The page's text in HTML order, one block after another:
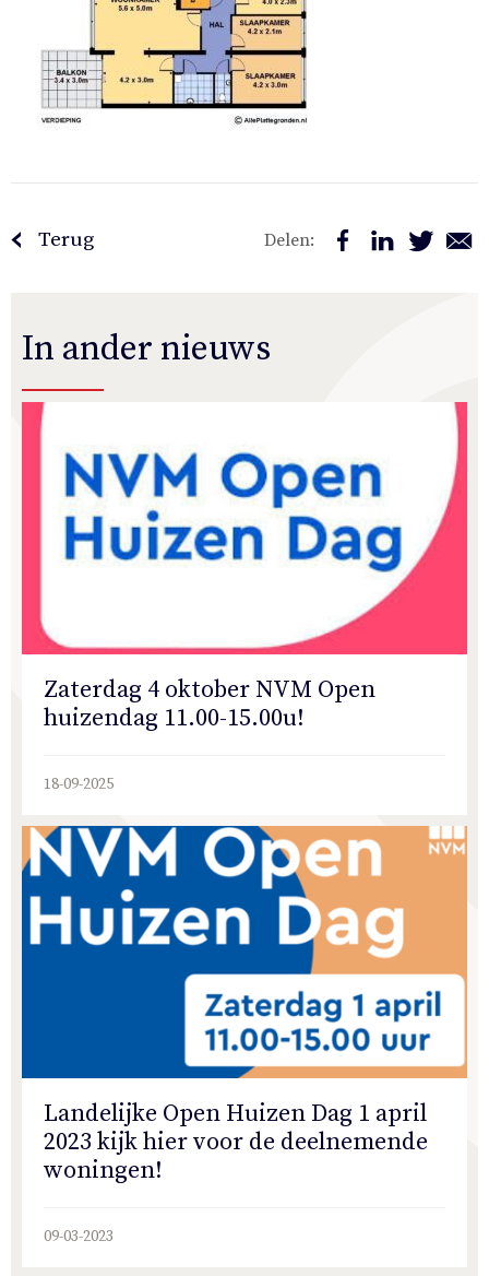
Terug Delen:
In ander nieuws
Zaterdag 4 oktober NVM Open
huizendag 11.00-15.00u!
18-09-2025
Landelijke Open Huizen Dag 1 april
2023 kijk hier voor de deelnemende
woningen!
09-03-2023